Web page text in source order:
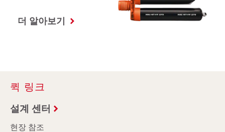
더 알아보기
퀵 링크
설계 센터
현장 참조